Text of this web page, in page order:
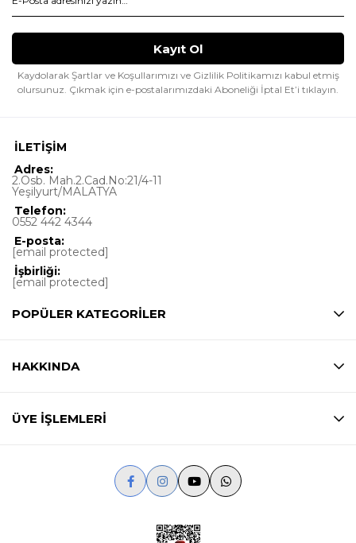
Kaydolarak Şartlar ve Koşullarımızı ve Gizlilik Politikamızı kabul etmiş
olursunuz. Çıkmak için e-postalarımızdaki Aboneliği İptal Et’i tıklayın.
İLETİŞİM
Adres:
2.Osb. Mah.2.Cad.No:21/4-11
Yeşilyurt/MALATYA
Telefon:
0552 442 4344
E-posta:
[email protected]
İşbirliği:
[email protected]
POPÜLER KATEGORİLER
HAKKINDA
ÜYE İŞLEMLERİ